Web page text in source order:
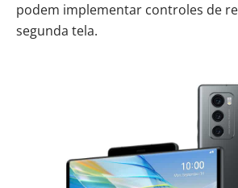
podem implementar controles de
segunda tela.